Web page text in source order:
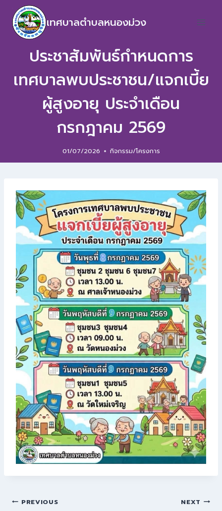
เทศบาลตำบลหนองม่วง
ประชาสัมพันธ์กำหนดการ
เทศบาลพบประชาชน/แจกเบี้ย
ผู้สูงอายุ ประจำเดือน
กรกฎาคม 2569
01/07/2026 กิจกรรม/โครงการ
PREVIOUS NEXT